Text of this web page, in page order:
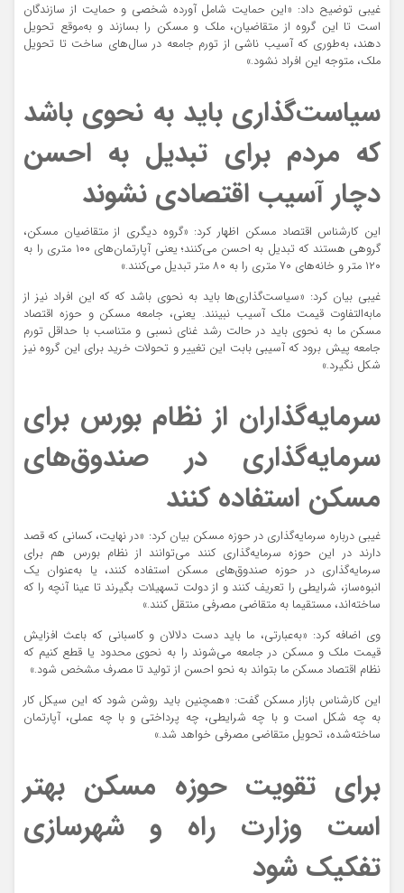
غیبی توضیح داد: «این حمایت شامل آورده شخصی و حمایت از سازندگان
است تا این گروه از متقاضیان، ملک و مسکن را بسازند و به‌موقع تحویل
دهند، به‌طوری که آسیب ناشی از تورم جامعه در سال‌های ساخت تا تحویل
ملک، متوجه این افراد نشود.»
سیاست‌گذاری باید به نحوی باشد
که مردم برای تبدیل به احسن
دچار آسیب اقتصادی نشوند
این کارشناس اقتصاد مسکن اظهار کرد: «گروه دیگری از متقاضیان مسکن،
گروهی هستند که تبدیل به احسن می‌‌کنند؛ یعنی آپارتمان‌های ۱۰۰ متری را به
۱۲۰ متر و خانه‌های ۷۰ متری را به ۸۰ متر تبدیل می‌کنند.»
غیبی بیان کرد: «سیاست‌گذاری‌ها باید به نحوی باشد که که این افراد نیز از
مابه‌التفاوت قیمت ملک آسیب نبینند. یعنی، جامعه مسکن و حوزه اقتصاد
مسکن ما به نحوی باید در حالت رشد غنای نسبی و متناسب با حداقل تورم
جامعه پیش برود که آسیبی بابت این تغییر و تحولات خرید برای این گروه نیز
شکل نگیرد.»
سرمایه‌گذاران از نظام بورس برای
سرمایه‌گذاری در صندوق‌های
مسکن استفاده کنند
غیبی درباره سرمایه‌گذاری در حوزه مسکن بیان کرد:‌ «در نهایت، کسانی که قصد
دارند در این حوزه سرمایه‌گذاری کنند می‌توانند از نظام بورس هم برای
سرمایه‌گذاری در حوزه صندوق‌های مسکن استفاده کنند، یا به‌عنوان یک
انبوه‌ساز، شرایطی را تعریف کنند و از دولت تسهیلات بگیرند تا عینا آنچه را که
ساخته‌اند، مستقیما به متقاضی مصرفی منتقل کنند.»
وی اضافه کرد: «به‌عبارتی، ما باید دست دلالان و کاسبانی که باعث افزایش
قیمت ملک و مسکن در جامعه می‌شوند را به نحوی محدود یا قطع کنیم که
نظام اقتصاد مسکن ما بتواند به نحو احسن از تولید تا مصرف مشخص شود.»
این کارشناس بازار مسکن گفت: «همچنین باید روشن شود که این سیکل کار
به چه شکل است و با چه شرایطی، چه پرداختی و با چه عملی، آپارتمان
ساخته‌شده، تحویل متقاضی مصرفی خواهد شد.»
برای تقویت حوزه مسکن بهتر
است وزارت راه و شهرسازی
تفکیک شود